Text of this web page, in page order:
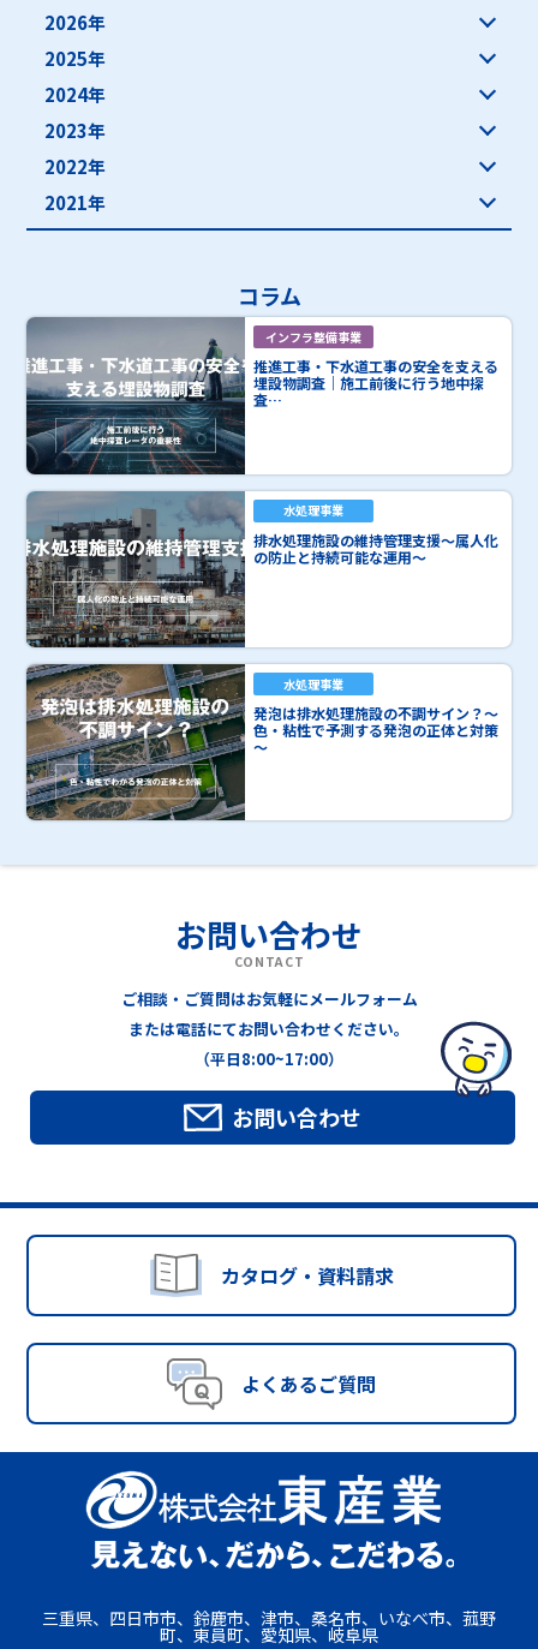
2026年
2025年
2024年
2023年
2022年
2021年
コラム
インフラ整備事業
推進工事・下水道工事の安全を支える
埋設物調査｜施工前後に行う地中探
査…
水処理事業
排水処理施設の維持管理支援～属人化
の防止と持続可能な運用～
水処理事業
発泡は排水処理施設の不調サイン？～
色・粘性で予測する発泡の正体と対策
～
お問い合わせ
CONTACT
ご相談・ご質問はお気軽にメールフォーム
または電話にてお問い合わせください。
（平日8:00~17:00）
お問い合わせ
カタログ・資料請求
よくあるご質問
三重県、四日市市、鈴鹿市、津市、桑名市、いなべ市、菰野
町、東員町、愛知県、岐阜県